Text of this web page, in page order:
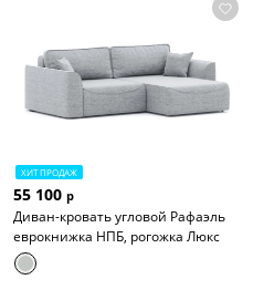
ХИТ ПРОДАЖ
55 100 р
Диван-кровать угловой Рафаэль
еврокнижка НПБ, рогожка Люкс